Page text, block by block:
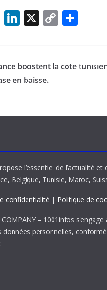
W
s
A
p
Li
e
dI
X C
y
k
g
boostent la cote
en baisse.
l’essentiel de l’actualité et
Belgique, Tunisie, Maroc,
confidentialité | Politique de
– 1001infos
données personnelles,